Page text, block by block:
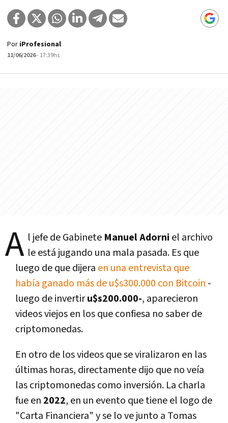
Por iProfesional
11/06/2026- 17:39hs
A l jefe de Gabinete Manuel Adorni el archivo
le está jugando una mala pasada. Es que
luego de que dijera en una entrevista que
había ganado más de u$s300.000 con Bitcoin -
luego de invertiru$s200.000-, aparecieron
videos viejos en los que confiesa no saber de
criptomonedas.
En otro de los videos que se viralizaron en las
últimas horas, directamente dijo que no veía
las criptomonedas como inversión. La charla
fue en 2022, en un evento que tiene el logo de
"Carta Financiera" y se lo ve junto a Tomas